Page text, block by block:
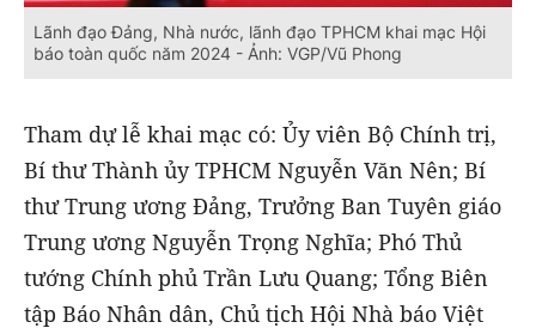
Lãnh đạo Đảng, Nhà nước, lãnh đạo TPHCM khai mạc Hội
báo toàn quốc năm 2024 - Ảnh: VGP/Vũ Phong
Tham dự lễ khai mạc có: Ủy viên Bộ Chính trị,
Bí thư Thành ủy TPHCM Nguyễn Văn Nên; Bí
thư Trung ương Đảng, Trưởng Ban Tuyên giáo
Trung ương Nguyễn Trọng Nghĩa; Phó Thủ
tướng Chính phủ Trần Lưu Quang; Tổng Biên
tập Báo Nhân dân, Chủ tịch Hội Nhà báo Việt